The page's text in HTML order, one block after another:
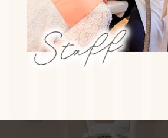
Staff